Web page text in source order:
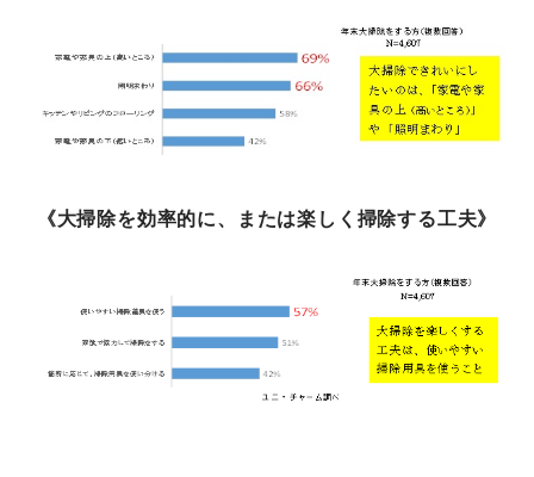
《大掃除を効率的に、または楽しく掃除する工夫》